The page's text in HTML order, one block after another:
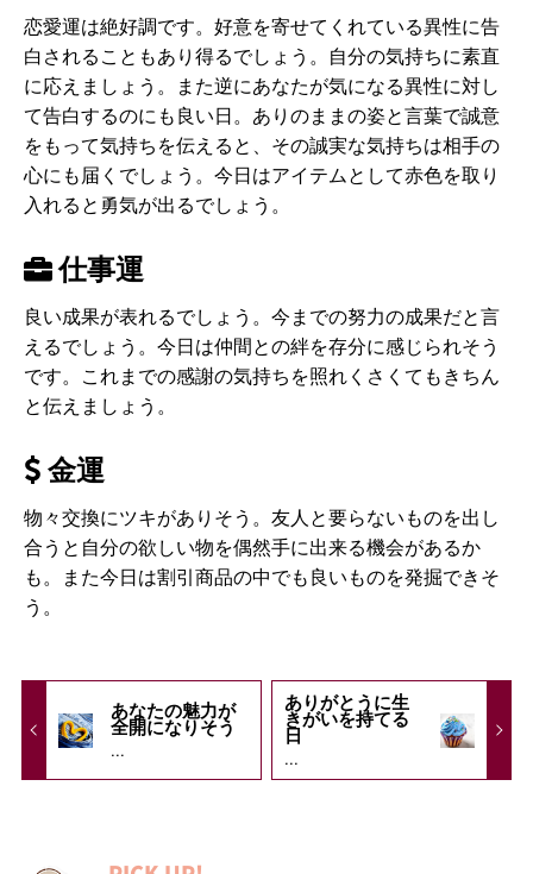
恋愛運は絶好調です。好意を寄せてくれている異性に告
白されることもあり得るでしょう。自分の気持ちに素直
に応えましょう。また逆にあなたが気になる異性に対し
て告白するのにも良い日。ありのままの姿と言葉で誠意
をもって気持ちを伝えると、その誠実な気持ちは相手の
心にも届くでしょう。今日はアイテムとして赤色を取り
入れると勇気が出るでしょう。
仕事運
良い成果が表れるでしょう。今までの努力の成果だと言
えるでしょう。今日は仲間との絆を存分に感じられそう
です。これまでの感謝の気持ちを照れくさくてもきちん
と伝えましょう。
金運
物々交換にツキがありそう。友人と要らないものを出し
合うと自分の欲しい物を偶然手に出来る機会があるか
も。また今日は割引商品の中でも良いものを発掘できそ
う。
あなたの魅力が
全開になりそう
...
ありがとうに生
きがいを持てる
日
...